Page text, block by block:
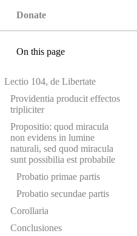
Donate
On this page
Lectio 104, de Libertate
Providentia producit effectos
tripliciter
Propositio: quod miracula
non evidens in lumine
naturali, sed quod miracula
sunt possibilia est probabile
Probatio primae partis
Probatio secundae partis
Corollaria
Conclusiones